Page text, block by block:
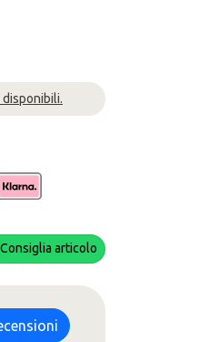
disponibili.
Consiglia articolo